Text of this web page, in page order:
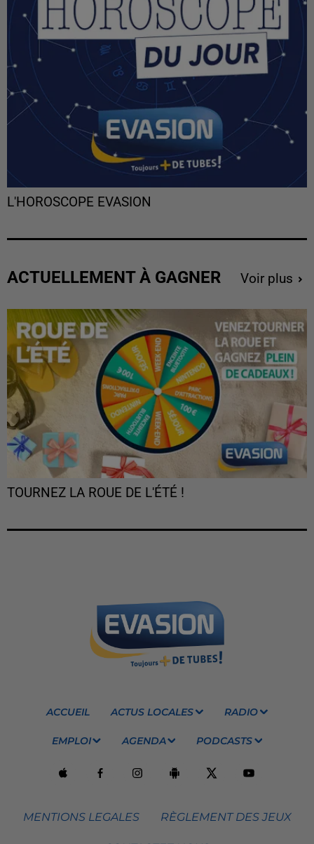
L'HOROSCOPE EVASION
ACTUELLEMENT À GAGNER Voir plus
TOURNEZ LA ROUE DE L'ÉTÉ !
ACCUEIL ACTUS LOCALES RADIO
EMPLOI AGENDA PODCASTS
MENTIONS LEGALES RÈGLEMENT DES JEUX